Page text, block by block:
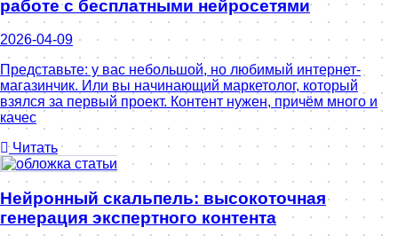
работе с бесплатными нейросетями
2026-04-09
Представьте: у вас небольшой, но любимый интернет-
магазинчик. Или вы начинающий маркетолог, который
взялся за первый проект. Контент нужен, причём много и
качес
Читать
Нейронный скальпель: высокоточная
генерация экспертного контента